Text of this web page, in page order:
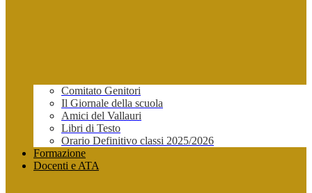
Comitato Genitori
Il Giornale della scuola
Amici del Vallauri
Libri di Testo
Orario Definitivo classi 2025/2026
Formazione
Docenti e ATA